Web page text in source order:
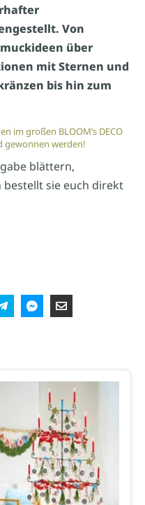
Von
über
mit Sternen und
bis hin zum
im großen BLOOM’s DECO
gewonnen werden!
blättern,
bestellt sie euch direkt